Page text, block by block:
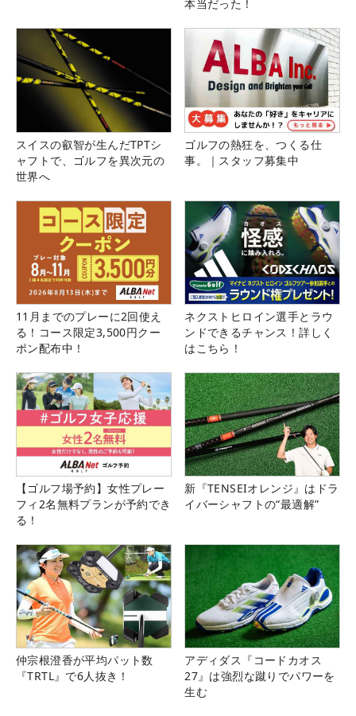
本当だった！
スイスの叡智が生んだTPTシ
ャフトで、ゴルフを異次元の
世界へ
ゴルフの熱狂を、つくる仕
事。｜スタッフ募集中
11月までのプレーに2回使え
る！コース限定3,500円クー
ポン配布中！
ネクストヒロイン選手とラウ
ンドできるチャンス！詳しく
はこちら！
【ゴルフ場予約】女性プレー
フィ2名無料プランが予約でき
る！
新『TENSEIオレンジ』はドラ
イバーシャフトの“最適解”
仲宗根澄香が平均パット数
『TRTL』で6人抜き！
アディダス『コードカオス
27』は強烈な蹴りでパワーを
生む